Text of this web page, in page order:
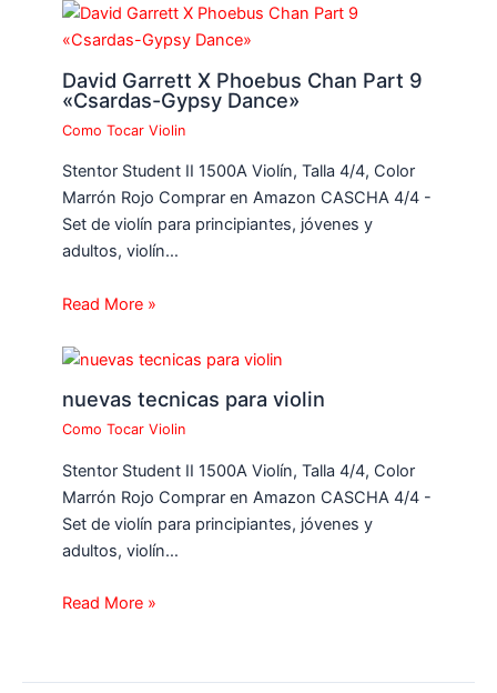
David Garrett X Phoebus Chan Part 9
«Csardas-Gypsy Dance»
Como Tocar Violin
Stentor Student II 1500A Violín, Talla 4/4, Color
Marrón Rojo Comprar en Amazon CASCHA 4/4 -
Set de violín para principiantes, jóvenes y
adultos, violín…
Read More »
nuevas tecnicas para violin
Como Tocar Violin
Stentor Student II 1500A Violín, Talla 4/4, Color
Marrón Rojo Comprar en Amazon CASCHA 4/4 -
Set de violín para principiantes, jóvenes y
adultos, violín…
Read More »